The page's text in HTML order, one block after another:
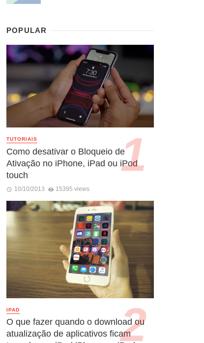
POPULAR
TUTORIAIS
Como desativar o Bloqueio de
Ativação no iPhone, iPad ou iPod
touch
10/10/2013 15395 views
IPAD
O que fazer quando o download ou
atualização de aplicativos ficam